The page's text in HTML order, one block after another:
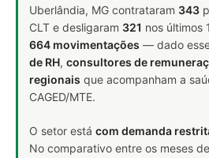
Uberlândia, MG contrataram 343
CLT e desligaram 321 nos últimos
664 movimentações — dado
de RH, consultores de
regionais que acompanham a
CAGED/MTE.
O setor está com demanda
No comparativo entre os meses de